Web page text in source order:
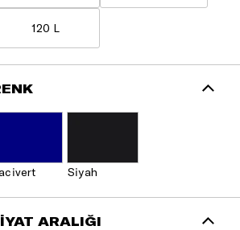
120 L
Siyah
ARALIĞI